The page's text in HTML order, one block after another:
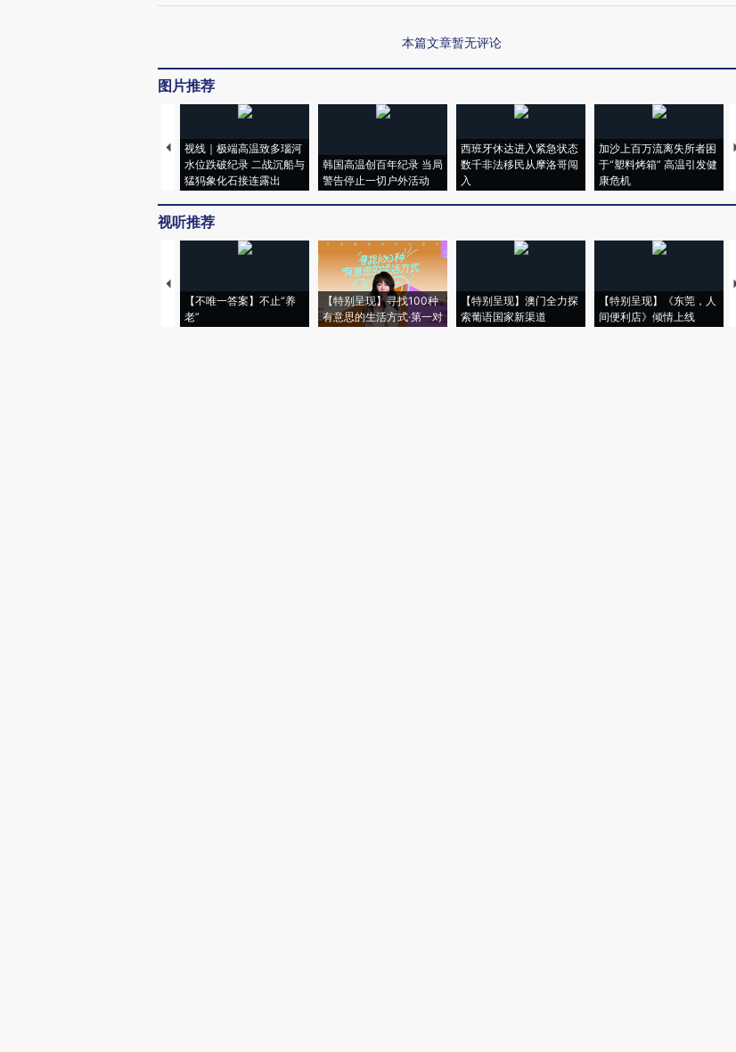
本篇文章暂无评论
图片推荐
视线｜极端高温致多瑙河
水位跌破纪录 二战沉船与
猛犸象化石接连露出
韩国高温创百年纪录 当局
警告停止一切户外活动
西班牙休达进入紧急状态
数千非法移民从摩洛哥闯
入
加沙上百万流离失所者困
于“塑料烤箱” 高温引发健
康危机
视听推荐
【不唯一答案】不止“养
老”
【特别呈现】寻找100种
有意思的生活方式·第一对
【特别呈现】澳门全力探
索葡语国家新渠道
【特别呈现】《东莞，人
间便利店》倾情上线